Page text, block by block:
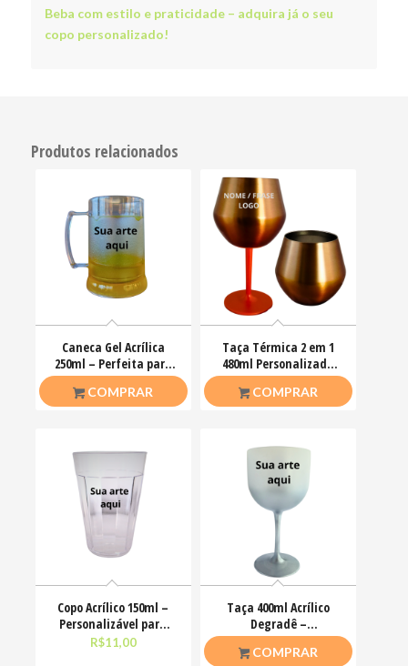
Beba com estilo e praticidade – adquira já o seu
copo personalizado!
Produtos relacionados
Caneca Gel Acrílica
250ml – Perfeita para
Cerveja e Drinks
COMPRAR
Taça Térmica 2 em 1
480ml Personalizada
Nome, logo presente
COMPRAR
Copo Acrílico 150ml –
Personalizável para
Cerveja e Café
R$11,00
Taça 400ml Acrílico
Degradê –
Personalizável para
Bebidas
COMPRAR